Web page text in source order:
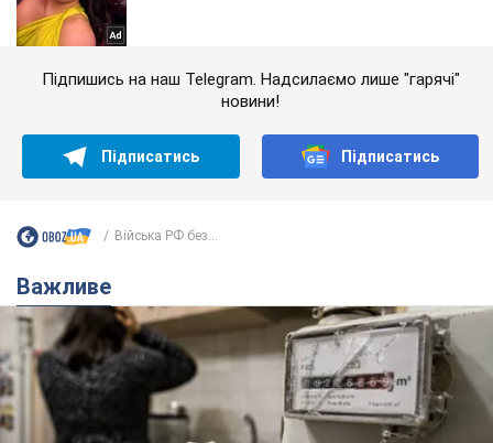
Підпишись на наш Telegram. Надсилаємо лише "гарячі"
новини!
Підписатись Підписатись
Війська РФ без...
Важливе